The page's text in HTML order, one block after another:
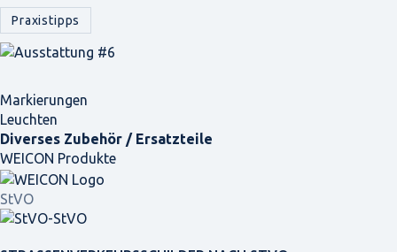
Praxistipps
Markierungen
Leuchten
Diverses Zubehör / Ersatzteile
WEICON Produkte
StVO